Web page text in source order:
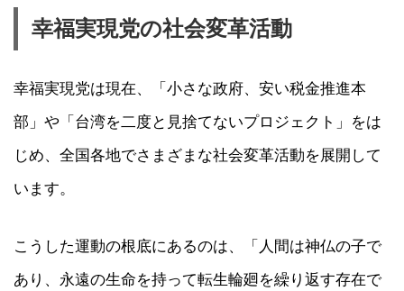
幸福実現党の社会変革活動
幸福実現党は現在、「小さな政府、安い税金推進本
部」や「台湾を二度と見捨てないプロジェクト」をは
じめ、全国各地でさまざまな社会変革活動を展開して
います。
こうした運動の根底にあるのは、「人間は神仏の子で
あり、永遠の生命を持って転生輪廻を繰り返す存在で